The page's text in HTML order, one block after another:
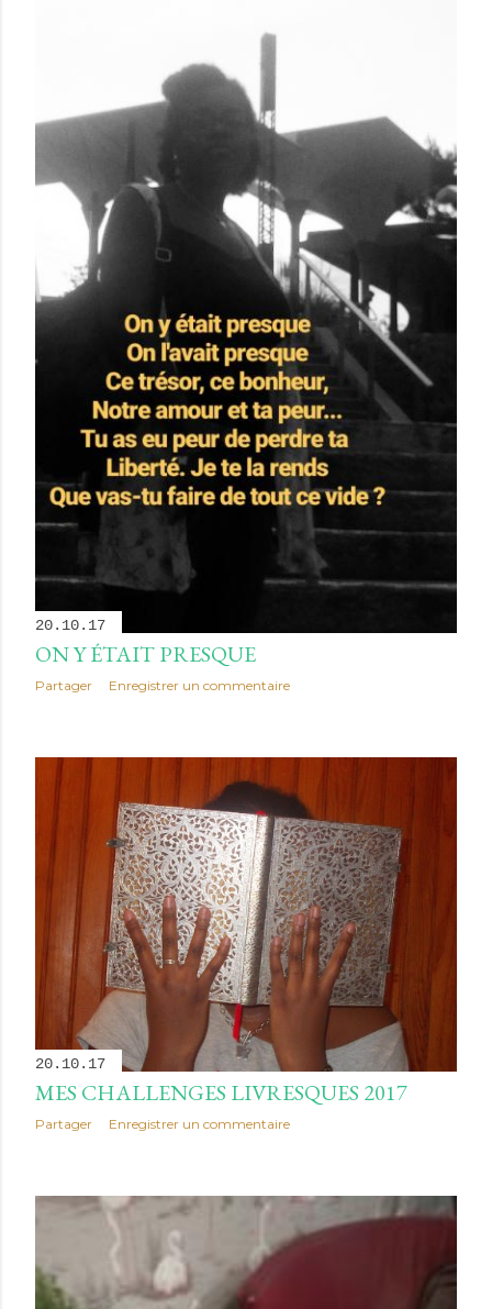
20.10.17
ON Y ÉTAIT PRESQUE
Partager Enregistrer un commentaire
20.10.17
MES CHALLENGES LIVRESQUES 2017
Partager Enregistrer un commentaire